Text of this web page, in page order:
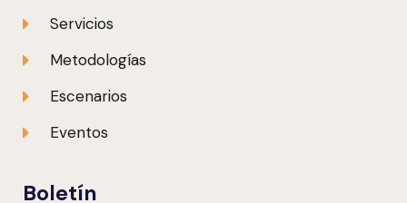
Servicios
Metodologías
Escenarios
Eventos
Boletín